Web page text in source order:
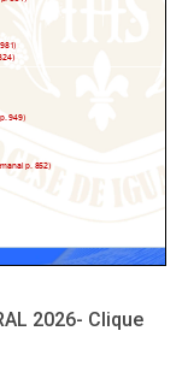
2026- Clique